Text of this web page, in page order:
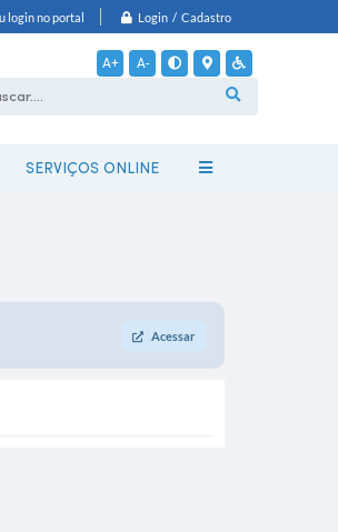
login no portal Login / Cadastro
A+ A-
SERVIÇOS ONLINE
Acessar